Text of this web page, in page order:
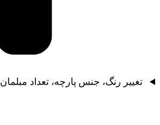
تغییر رنگ، جنس پارچه، تعداد مبلمان